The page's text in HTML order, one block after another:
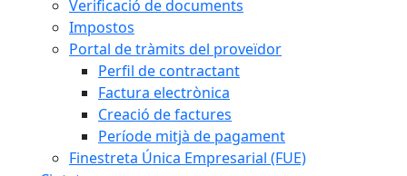
Verificació de documents
Impostos
Portal de tràmits del proveïdor
Perfil de contractant
Factura electrònica
Creació de factures
Període mitjà de pagament
Finestreta Única Empresarial (FUE)